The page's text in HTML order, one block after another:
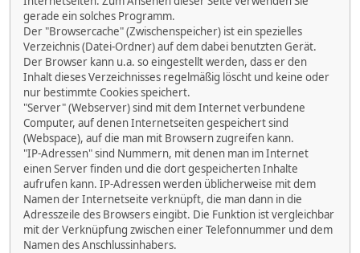
gerade ein solches Programm.
Der "Browsercache" (Zwischenspeicher) ist ein spezielles
Verzeichnis (Datei-Ordner) auf dem dabei benutzten Gerät.
Der Browser kann u.a. so eingestellt werden, dass er den
Inhalt dieses Verzeichnisses regelmäßig löscht und keine oder
nur bestimmte Cookies speichert.
"Server" (Webserver) sind mit dem Internet verbundene
Computer, auf denen Internetseiten gespeichert sind
(Webspace), auf die man mit Browsern zugreifen kann.
"IP-Adressen" sind Nummern, mit denen man im Internet
einen Server finden und die dort gespeicherten Inhalte
aufrufen kann. IP-Adressen werden üblicherweise mit dem
Namen der Internetseite verknüpft, die man dann in die
Adresszeile des Browsers eingibt. Die Funktion ist vergleichbar
mit der Verknüpfung zwischen einer Telefonnummer und dem
Namen des Anschlussinhabers.